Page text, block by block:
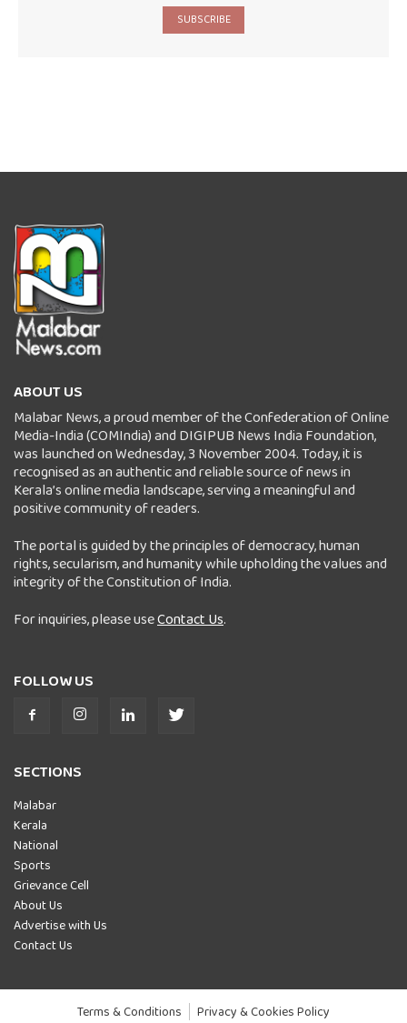
SUBSCRIBE
ABOUT US
Malabar News, a proud member of the Confederation of Online
Media-India (COMIndia) and DIGIPUB News India Foundation,
was launched on Wednesday, 3 November 2004. Today, it is
recognised as an authentic and reliable source of news in
Kerala’s online media landscape, serving a meaningful and
positive community of readers.
The portal is guided by the principles of democracy, human
rights, secularism, and humanity while upholding the values and
integrity of the Constitution of India.
For inquiries, please useContact Us.
FOLLOW US
SECTIONS
Malabar
Kerala
National
Sports
Grievance Cell
About Us
Advertise with Us
Contact Us
Terms & Conditions Privacy & Cookies Policy